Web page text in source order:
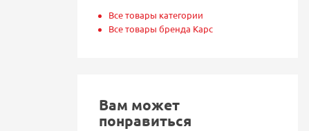
Все товары категории
Все товары бренда Карс
Вам может
понравиться